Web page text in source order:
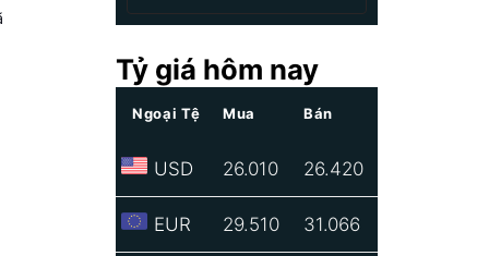
Tỷ giá hôm nay
Ngoại Tệ Mua Bán
USD 26.010 26.420
EUR 29.510 31.066